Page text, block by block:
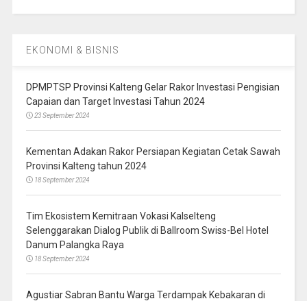
EKONOMI & BISNIS
DPMPTSP Provinsi Kalteng Gelar Rakor Investasi Pengisian
Capaian dan Target Investasi Tahun 2024
23 September 2024
Kementan Adakan Rakor Persiapan Kegiatan Cetak Sawah
Provinsi Kalteng tahun 2024
18 September 2024
Tim Ekosistem Kemitraan Vokasi Kalselteng
Selenggarakan Dialog Publik di Ballroom Swiss-Bel Hotel
Danum Palangka Raya
18 September 2024
Agustiar Sabran Bantu Warga Terdampak Kebakaran di